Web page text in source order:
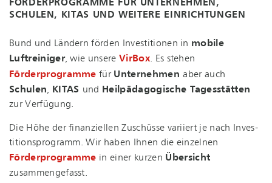
FÖRDERPROGRAMME FÜR UNTERNEHMEN,
SCHULEN, KITAS UND WEITERE EINRICHTUNGEN
Bund und Ländern förden Investitionen in mobile
Luftreiniger, wie unsereVirBox. Es stehen
Förderprogramme für Unternehmenaber auch
Schulen, KITAS und
Heil­päd­ago­gi­sche Tagesstätten
zur Verfügung.
Die Höhe der finanziellen Zuschüsse variiert je nach In­ves­
ti­ti­ons­pro­gramm. Wir haben Ihnen die einzelnen
Förderprogramme in einer kurzen Übersicht
zusammengefasst.